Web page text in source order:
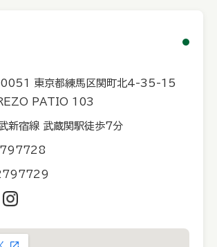
東京都練馬区関町北4-35-15
PATIO 103
新宿線 武蔵関駅徒歩7分